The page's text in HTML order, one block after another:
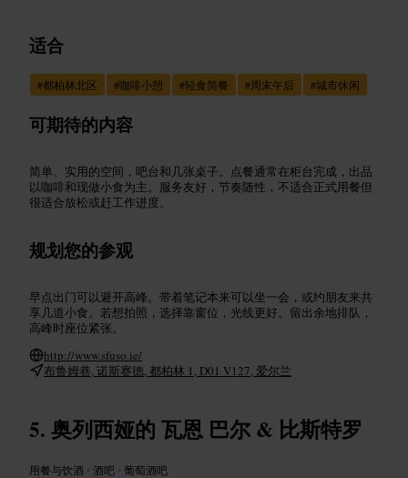
适合
#都柏林北区 #咖啡小憩 #轻食简餐 #周末午后 #城市休闲
可期待的内容
简单、实用的空间，吧台和几张桌子。点餐通常在柜台完成，出品
以咖啡和现做小食为主。服务友好，节奏随性，不适合正式用餐但
很适合放松或赶工作进度。
规划您的参观
早点出门可以避开高峰。带着笔记本来可以坐一会，或约朋友来共
享几道小食。若想拍照，选择靠窗位，光线更好。留出余地排队，
高峰时座位紧张。
http://www.sfuso.ie/
布鲁姆巷, 诺斯赛德, 都柏林 1, D01 V127, 爱尔兰
奥列西娅的 瓦恩 巴尔 & 比斯特罗
用餐与饮酒 •酒吧 •葡萄酒吧